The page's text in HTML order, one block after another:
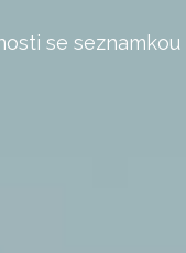
se seznamkou